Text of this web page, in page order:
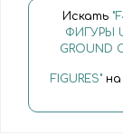
Искать
ФИГУРЫ
GROUND
FIGURES" на